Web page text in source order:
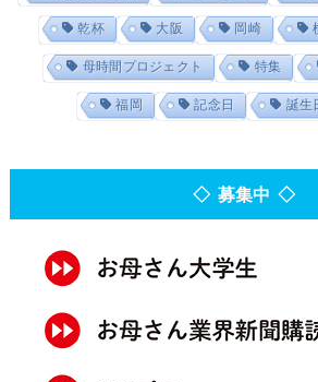
乾杯 大阪 岡崎
母時間プロジェクト 特集
福岡 記念日 誕生
◇ 募集中 ◇